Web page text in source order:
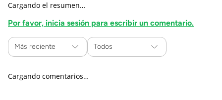
Cargando el resumen…
Por favor, inicia sesión para escribir un comentario.
Más reciente Todos
Cargando comentarios…